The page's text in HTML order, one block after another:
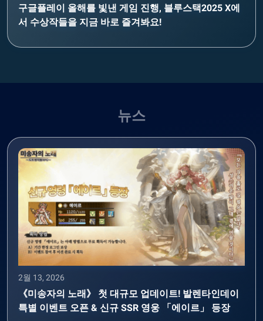
구글플레이 올해를 빛낸 게임 진행, 블루스택2025 X에
서 수상작들을 지금 바로 즐겨봐요!
뉴스
2월 13, 2026
《미송자의 노래》 첫 대규모 업데이트! 발렌타인데이
특별 이벤트 오픈 & 신규 SSR 영웅 「에이르」 등장